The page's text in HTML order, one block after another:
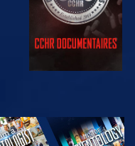
VERKEN DE
SERIE